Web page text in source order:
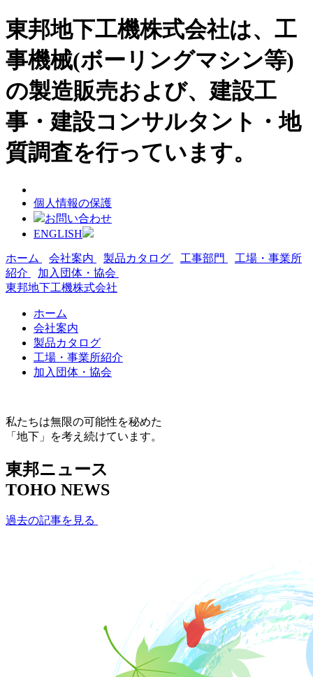
東邦地下工機株式会社は、工
事機械(ボーリングマシン等)
の製造販売および、建設工
事・建設コンサルタント・地
質調査を行っています。
個人情報の保護
お問い合わせ
ENGLISH
ホーム 会社案内 製品カタログ 工事部門
工場・事業所
紹介
加入団体・協会
東邦地下工機株式会社
ホーム
会社案内
製品カタログ
工場・事業所紹介
加入団体・協会
私たちは無限の可能性を秘めた
「地下」を考え続けています。
東邦ニュース
TOHO NEWS
過去の記事を見る